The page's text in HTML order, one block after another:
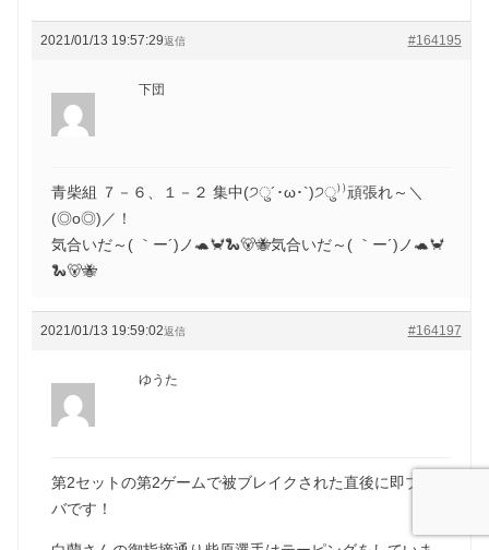
2021/01/13 19:57:29 #164195
返信
下団
青柴組 ７－６、１－２ 集中(੭ु´･ω･`)੭ु⁾⁾頑張れ～＼
(◎o◎)／！
気合いだ～( ｀ー´)ノ🐢🦀🐍🐻🐝気合いだ～( ｀ー´)ノ🐢🦀
🐍🐻🐝
2021/01/13 19:59:02 #164197
返信
ゆうた
第2セットの第2ゲームで被ブレイクされた直後に即ブレ
バです！